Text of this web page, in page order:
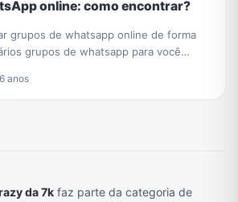
online: como encontrar?
grupos de whatsapp online de forma
grupos de whatsapp para você
anos
da 7k faz parte da categoria de